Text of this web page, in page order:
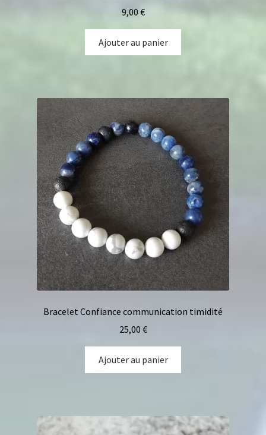
9,00 €
Ajouter au panier
Bracelet Confiance communication timidité
25,00 €
Ajouter au panier